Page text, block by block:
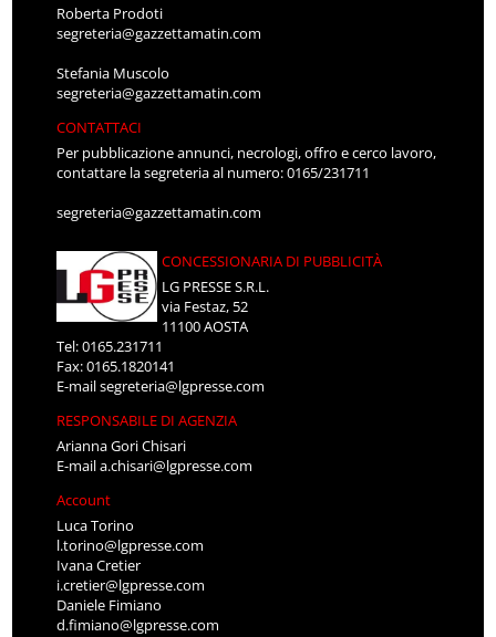
Roberta Prodoti
segreteria@gazzettamatin.com
Stefania Muscolo
segreteria@gazzettamatin.com
CONTATTACI
Per pubblicazione annunci, necrologi, offro e cerco lavoro,
contattare la segreteria al numero: 0165/231711
segreteria@gazzettamatin.com
CONCESSIONARIA DI PUBBLICITÀ
LG PRESSE S.R.L.
via Festaz, 52
11100 AOSTA
Tel: 0165.231711
Fax: 0165.1820141
E-mailsegreteria@lgpresse.com
RESPONSABILE DI AGENZIA
Arianna Gori Chisari
E-maila.chisari@lgpresse.com
Account
Luca Torino
l.torino@lgpresse.com
Ivana Cretier
i.cretier@lgpresse.com
Daniele Fimiano
d.fimiano@lgpresse.com